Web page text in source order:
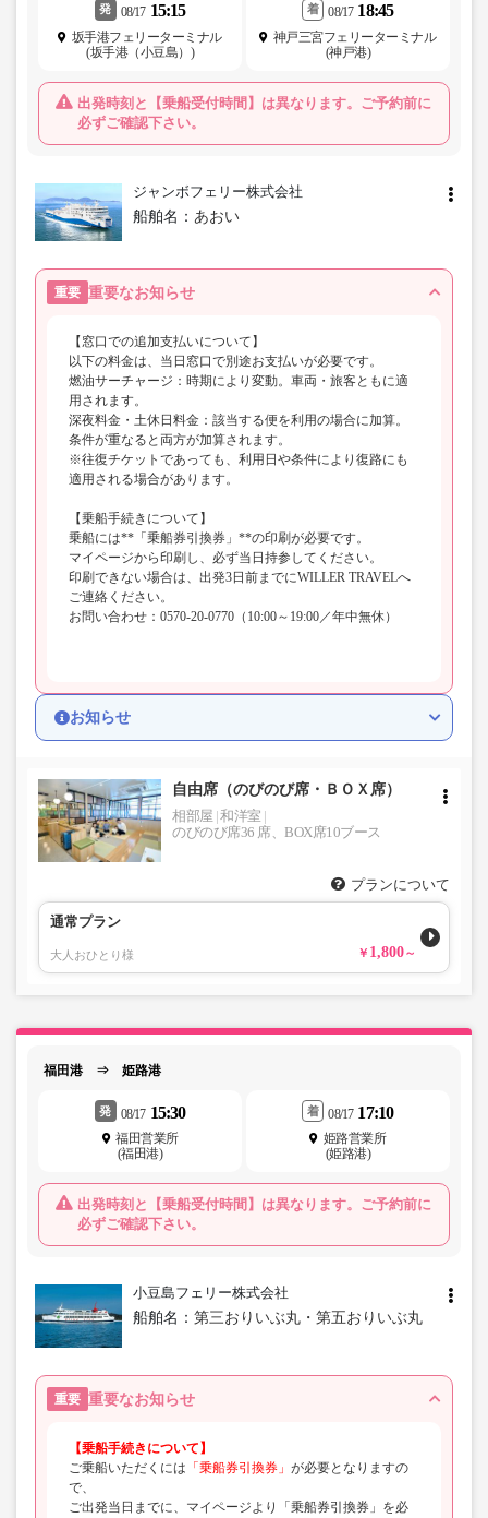
発 08/17 15:15
坂手港フェリーターミナル
(坂手港（小豆島）)
出発時刻と【乗船受付時間】は異なります。ご予約前に
必ずご確認下さい。
着 08/17 18:45
神戸三宮フェリーターミナル
(神戸港)
ジャンボフェリー株式会社
船舶名： あおい
重要 重要なお知らせ
【窓口での追加支払いについて】
以下の料金は、当日窓口で別途お支払いが必要です。
燃油サーチャージ：時期により変動。車両・旅客ともに適
用されます。
深夜料金・土休日料金：該当する便を利用の場合に加算。
条件が重なると両方が加算されます。
※往復チケットであっても、利用日や条件により復路にも
適用される場合があります。
【乗船手続きについて】
乗船には**「乗船券引換券」**の印刷が必要です。
マイページから印刷し、必ず当日持参してください。
印刷できない場合は、出発3日前までにWILLER TRAVELへ
ご連絡ください。
お問い合わせ：0570-20-0770（10:00～19:00／年中無休）
お知らせ
自由席（のびのび席・ＢＯＸ席）
相部屋 和洋室
のびのび席36 席、BOX席10ブース
プランについて
通常プラン
大人おひとり様 1,800
福田港 ⇒ 姫路港
発 08/17 15:30
福田営業所
(福田港)
出発時刻と【乗船受付時間】は異なります。ご予約前に
必ずご確認下さい。
着 08/17 17:10
姫路営業所
(姫路港)
小豆島フェリー株式会社
船舶名： 第三おりいぶ丸・第五おりいぶ丸
重要 重要なお知らせ
【乗船手続きについて】
ご乗船いただくには 「乗船券引換券」 が必要となりますの
で、
ご出発当日までに、マイページより「乗船券引換券」を必